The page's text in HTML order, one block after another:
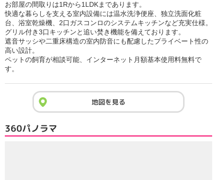
お部屋の間取りは1Rから1LDKまであります。
快適な暮らしを支える室内設備には温水洗浄便座、独立洗面化粧
台、浴室乾燥機、2口ガスコンロのシステムキッチンなど充実仕様。
グリル付き3口キッチンと追い焚き機能を備えております。
遮音サッシや二重床構造の室内防音にも配慮したプライベート性の
高い設計。
ペットの飼育が相談可能、インターネット月額基本使用料無料で
す。
地図を見る
360パノラマ